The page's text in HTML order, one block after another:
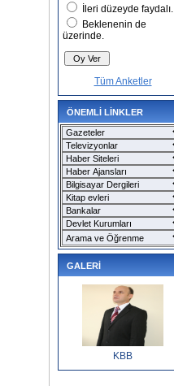
İleri düzeyde faydalı.
Beklenenin de
üzerinde.
Tüm Anketler
ÖNEMLİ LİNKLER
GALERİ
KBB